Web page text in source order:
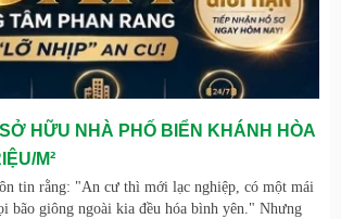
HỮU NHÀ PHỐ BIỂN KHÁNH HÒA
M²
tin rằng: "An cư thì mới lạc nghiệp, có một mái
bão giông ngoài kia đều hóa bình yên." Nhưng